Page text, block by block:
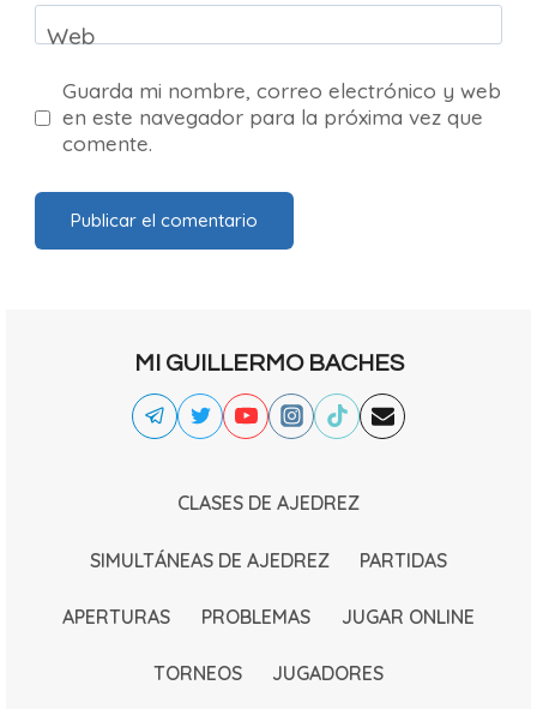
Web
Guarda mi nombre, correo electrónico y web
en este navegador para la próxima vez que
comente.
MI GUILLERMO BACHES
CLASES DE AJEDREZ
SIMULTÁNEAS DE AJEDREZ PARTIDAS
APERTURAS PROBLEMAS JUGAR ONLINE
TORNEOS JUGADORES